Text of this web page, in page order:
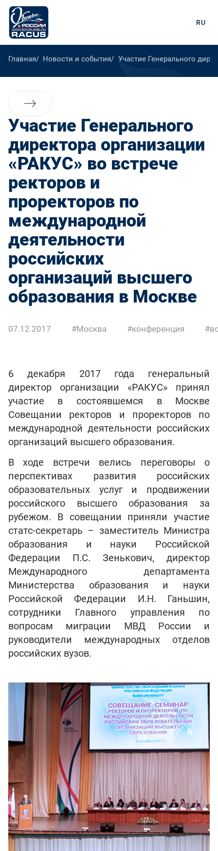
RU
Главная Новости и события Участие Генерального
Участие Генерального
директора организации
«РАКУС» во встрече
ректоров и
проректоров по
международной
деятельности
российских
организаций высшего
образования в Москве
07.12.2017 #Москва #конференция
6 декабря 2017 года генеральный
директор организации «РАКУС» принял
участие в состоявшемся в Москве
Совещании ректоров и проректоров по
международной деятельности российских
организаций высшего образования.
В ходе встречи велись переговоры о
перспективах развития российских
образовательных услуг и продвижении
российского высшего образования за
рубежом. В совещании приняли участие
статс-секретарь – заместитель Министра
образования и науки Российской
Федерации П.С. Зенькович, директор
Международного департамента
Министерства образования и науки
Российской Федерации И.Н. Ганьшин,
сотрудники Главного управления по
вопросам миграции МВД России и
руководители международных отделов
российских вузов.